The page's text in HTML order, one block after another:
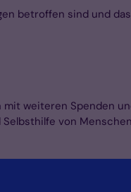
betroffen sind und
mit weiteren Spenden
von